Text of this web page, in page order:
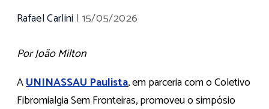
Rafael Carlini | 15/05/2026
Por João Milton
AUNINASSAU Paulista, em parceria com o Coletivo
Fibromialgia Sem Fronteiras, promoveu o simpósio